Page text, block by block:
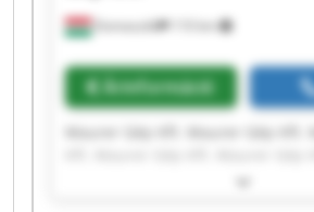
Domaszék 110 km
Árinformáció
Gép Kft. Maurer Gép Kft. Maurer